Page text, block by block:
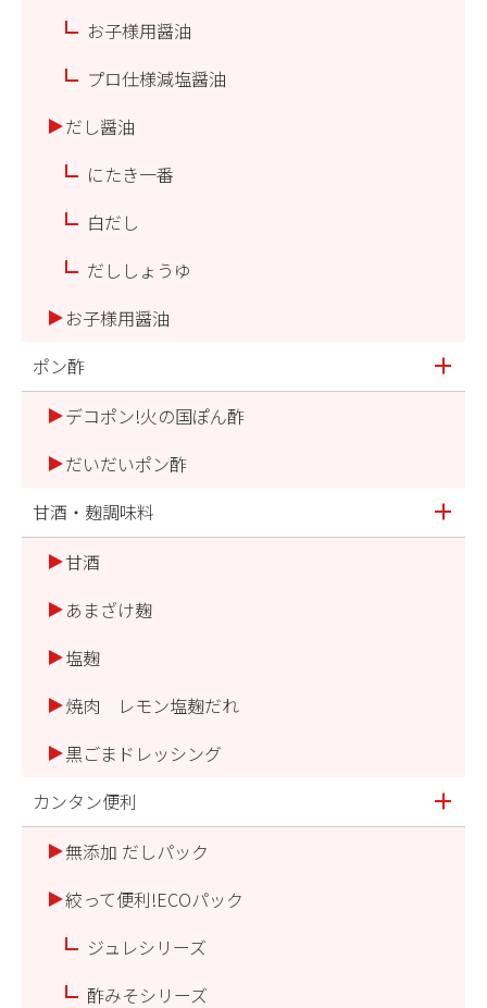
お子様用醤油
プロ仕様減塩醤油
だし醤油
にたき一番
白だし
だししょうゆ
お子様用醤油
ポン酢
デコポン!火の国ぽん酢
だいだいポン酢
甘酒・麹調味料
甘酒
あまざけ麹
塩麹
焼肉 レモン塩麹だれ
黒ごまドレッシング
カンタン便利
無添加 だしパック
絞って便利!ECOパック
ジュレシリーズ
酢みそシリーズ